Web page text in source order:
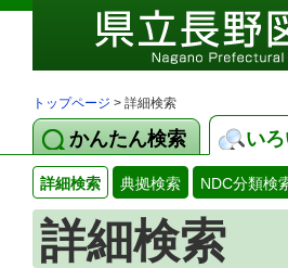
トップページ > 詳細検索
かんたん検索 い
詳細検索 典拠検索 NDC分類検
詳細検索